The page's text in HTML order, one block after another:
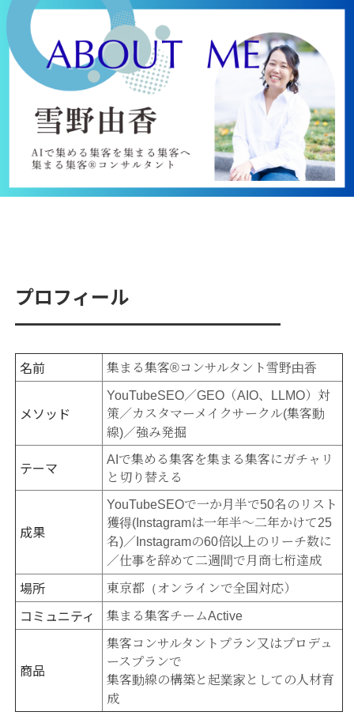
プロフィール
━━━━━━━━━━━━━━
名前 集まる集客®コンサルタント雪野由香
メソッド
YouTubeSEO／GEO（AIO、LLMO）対
策／カスタマーメイクサークル(集客動
線)／強み発掘
テーマ
AIで集める集客を集まる集客にガチャリ
と切り替える
成果
YouTubeSEOで一か月半で50名のリスト
獲得(Instagramは一年半～二年かけて25
名)／Instagramの60倍以上のリーチ数に
／仕事を辞めて二週間で月商七桁達成
場所 東京都（オンラインで全国対応）
コミュニティ 集まる集客チームActive
商品
集客コンサルタントプラン又はプロデュ
ースプランで
集客動線の構築と起業家としての人材育
成